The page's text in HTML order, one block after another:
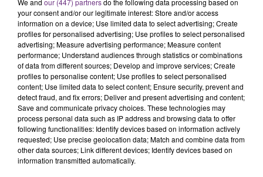
rémois. Le magasin JouéClub est contraint de
fermer ses portes.
TITRES DIFFUSÉS
13h09
13h09 13h05
13h05
We and our (447) partnersdo the following data processing based on
your consent and/or our legitimate interest: Store and/or access
information on a device; Use limited data to select advertising; Create
profiles for personalised advertising; Use profiles to select personalised
advertising; Measure advertising performance; Measure content
performance; Understand audiences through statistics or combinations
of data from different sources; Develop and improve services; Create
profiles to personalise content; Use profiles to select personalised
content; Use limited data to select content; Ensure security, prevent and
detect fraud, and fix errors; Deliver and present advertising and content;
Save and communicate privacy choices. These technologies may
process personal data such as IP address and browsing data to offer
following functionalities: Identify devices based on information actively
requested; Use precise geolocation data; Match and combine data from
other data sources; Link different devices; Identify devices based on
information transmitted automatically.